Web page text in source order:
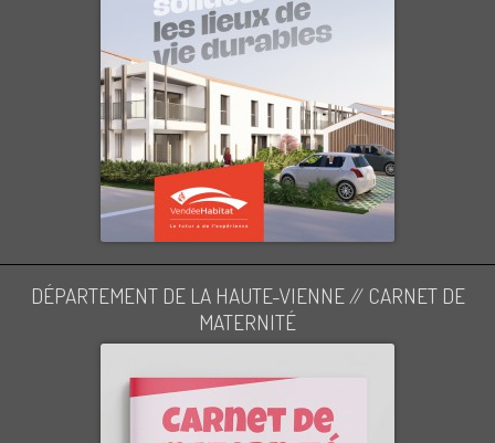
DÉPARTEMENT DE LA HAUTE-VIENNE // CARNET DE
MATERNITÉ